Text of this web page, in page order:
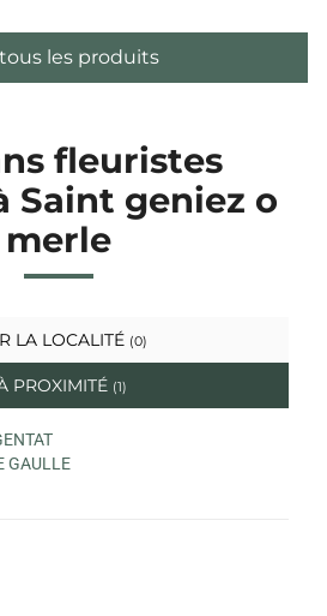
les produits
fleuristes
Saint geniez o
merle
LA LOCALITÉ (0)
PROXIMITÉ (1)
GAULLE